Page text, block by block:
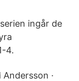
ingår de
4.
·